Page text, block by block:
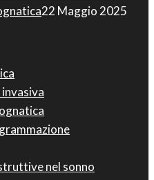
22 Maggio 2025
nel sonno